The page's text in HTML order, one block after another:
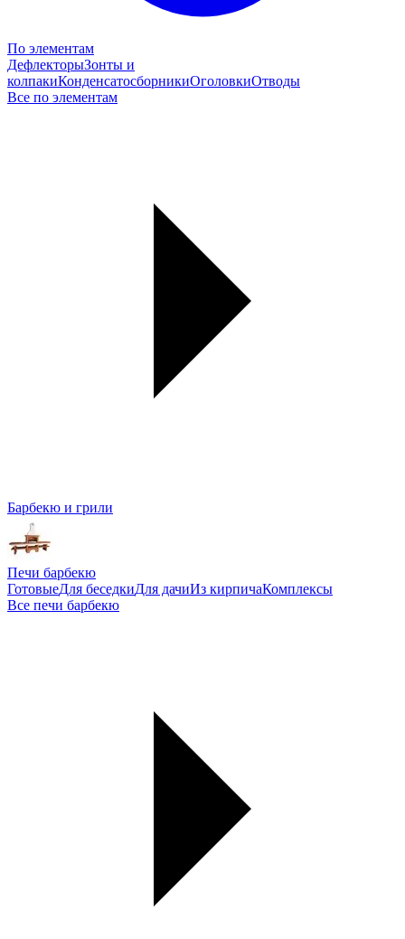
По элементам
ДефлекторыЗонты и
колпакиКонденсатосборникиОголовкиОтводы
Все по элементам
Барбекю и грили
Печи барбекю
ГотовыеДля беседкиДля дачиИз кирпичаКомплексы
Все печи барбекю